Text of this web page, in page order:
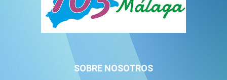
SOBRE NOSOTROS